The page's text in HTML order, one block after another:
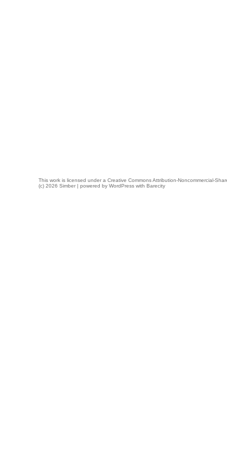
This work is licensed under a Creative Commons Attribution-Noncommercial-
(c) 2026 Simber | powered by WordPress with Barecity